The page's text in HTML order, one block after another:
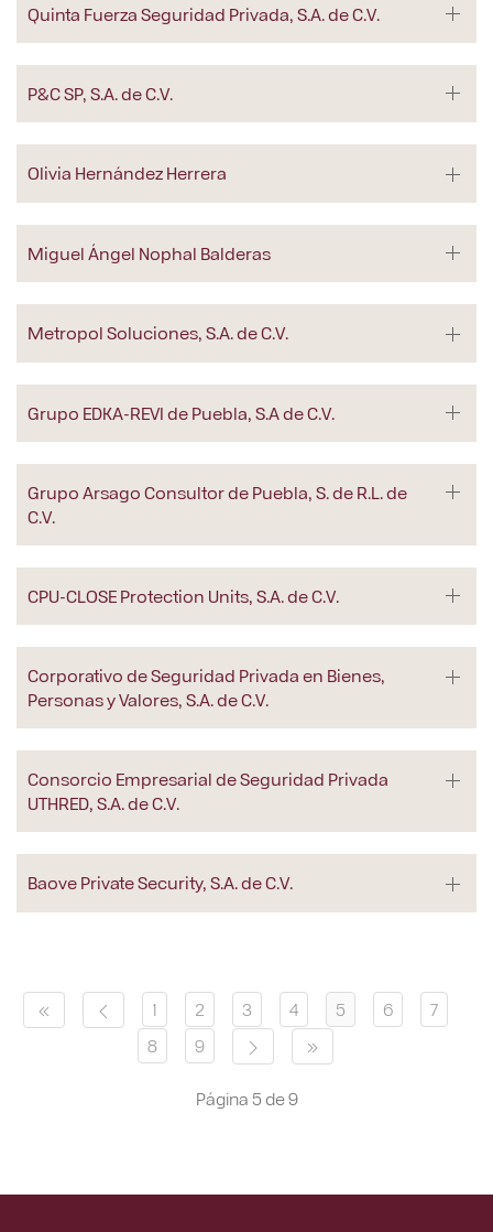
Quinta Fuerza Seguridad Privada, S.A. de C.V.
P&C SP, S.A. de C.V.
Olivia Hernández Herrera
Miguel Ángel Nophal Balderas
Metropol Soluciones, S.A. de C.V.
Grupo EDKA-REVI de Puebla, S.A de C.V.
Grupo Arsago Consultor de Puebla, S. de R.L. de
C.V.
CPU-CLOSE Protection Units, S.A. de C.V.
Corporativo de Seguridad Privada en Bienes,
Personas y Valores, S.A. de C.V.
Consorcio Empresarial de Seguridad Privada
UTHRED, S.A. de C.V.
Baove Private Security, S.A. de C.V.
1 2 3 4 5 6
7
8
9
Página 5 de 9